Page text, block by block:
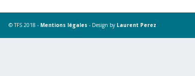
© TFS 2018 - Mentions légales - Design by Laurent Perez